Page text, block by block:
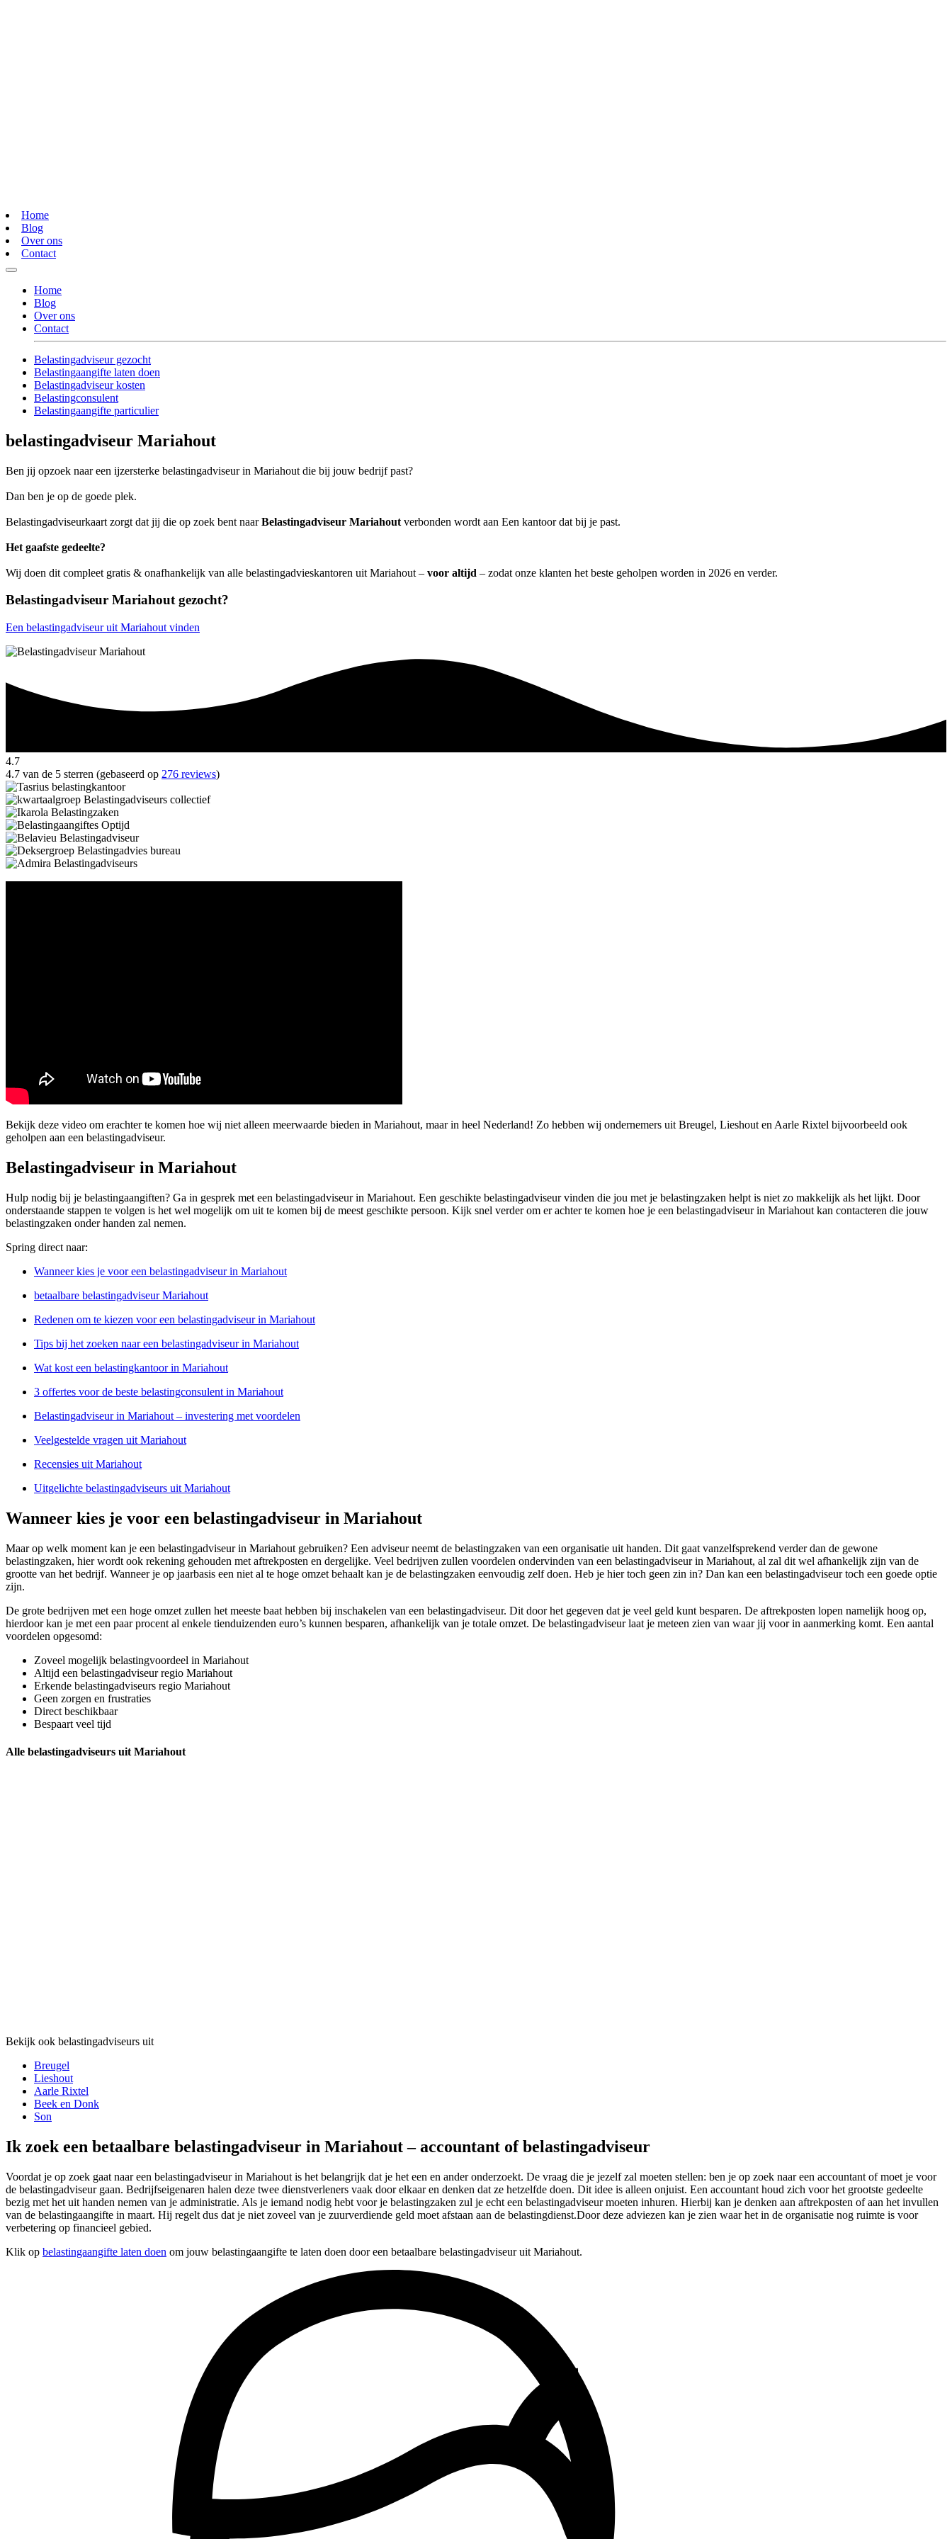
Home
Blog
Over ons
Contact
Home
Blog
Over ons
Contact
Belastingadviseur gezocht
Belastingaangifte laten doen
Belastingadviseur kosten
Belastingconsulent
Belastingaangifte particulier
belastingadviseur Mariahout
Ben jij opzoek naar een ijzersterke belastingadviseur in Mariahout die bij jouw bedrijf past?
Dan ben je op de goede plek.
Belastingadviseurkaart zorgt dat jij die op zoek bent naarBelastingadviseur Mariahout verbonden wordt aan Een kantoor dat bij je past.
Het gaafste gedeelte?
Wij doen dit compleet gratis & onafhankelijk van alle belastingadvieskantoren uit Mariahout – voor altijd – zodat onze klanten het beste geholpen worden in 2026 en verder.
Belastingadviseur Mariahout gezocht?
Een belastingadviseur uit Mariahout vinden
4.7
4.7 van de 5 sterren (gebaseerd op 276 reviews)
Bekijk deze video om erachter te komen hoe wij niet alleen meerwaarde bieden in Mariahout, maar in heel Nederland! Zo hebben wij ondernemers uit Breugel, Lieshout en Aarle Rixtel bijvoorbeeld ook
geholpen aan een belastingadviseur.
Belastingadviseur in Mariahout
Hulp nodig bij je belastingaangiften? Ga in gesprek met een belastingadviseur in Mariahout. Een geschikte belastingadviseur vinden die jou met je belastingzaken helpt is niet zo makkelijk als het lijkt. Door
onderstaande stappen te volgen is het wel mogelijk om uit te komen bij de meest geschikte persoon. Kijk snel verder om er achter te komen hoe je een belastingadviseur in Mariahout kan contacteren die jouw
belastingzaken onder handen zal nemen.
Spring direct naar:
Wanneer kies je voor een belastingadviseur in Mariahout
betaalbare belastingadviseur Mariahout
Redenen om te kiezen voor een belastingadviseur in Mariahout
Tips bij het zoeken naar een belastingadviseur in Mariahout
Wat kost een belastingkantoor in Mariahout
3 offertes voor de beste belastingconsulent in Mariahout
Belastingadviseur in Mariahout – investering met voordelen
Veelgestelde vragen uit Mariahout
Recensies uit Mariahout
Uitgelichte belastingadviseurs uit Mariahout
Wanneer kies je voor een belastingadviseur in Mariahout
Maar op welk moment kan je een belastingadviseur in Mariahout gebruiken? Een adviseur neemt de belastingzaken van een organisatie uit handen. Dit gaat vanzelfsprekend verder dan de gewone
belastingzaken, hier wordt ook rekening gehouden met aftrekposten en dergelijke. Veel bedrijven zullen voordelen ondervinden van een belastingadviseur in Mariahout, al zal dit wel afhankelijk zijn van de
grootte van het bedrijf. Wanneer je op jaarbasis een niet al te hoge omzet behaalt kan je de belastingzaken eenvoudig zelf doen. Heb je hier toch geen zin in? Dan kan een belastingadviseur toch een goede optie
zijn.
De grote bedrijven met een hoge omzet zullen het meeste baat hebben bij inschakelen van een belastingadviseur. Dit door het gegeven dat je veel geld kunt besparen. De aftrekposten lopen namelijk hoog op,
hierdoor kan je met een paar procent al enkele tienduizenden euro’s kunnen besparen, afhankelijk van je totale omzet. De belastingadviseur laat je meteen zien van waar jij voor in aanmerking komt. Een aantal
voordelen opgesomd:
Zoveel mogelijk belastingvoordeel in Mariahout
Altijd een belastingadviseur regio Mariahout
Erkende belastingadviseurs regio Mariahout
Geen zorgen en frustraties
Direct beschikbaar
Bespaart veel tijd
Alle belastingadviseurs uit Mariahout
Bekijk ook belastingadviseurs uit
Breugel
Lieshout
Aarle Rixtel
Beek en Donk
Son
Ik zoek een betaalbare belastingadviseur in Mariahout – accountant of belastingadviseur
Voordat je op zoek gaat naar een belastingadviseur in Mariahout is het belangrijk dat je het een en ander onderzoekt. De vraag die je jezelf zal moeten stellen: ben je op zoek naar een accountant of moet je voor
de belastingadviseur gaan. Bedrijfseigenaren halen deze twee dienstverleners vaak door elkaar en denken dat ze hetzelfde doen. Dit idee is alleen onjuist. Een accountant houd zich voor het grootste gedeelte
bezig met het uit handen nemen van je administratie. Als je iemand nodig hebt voor je belastingzaken zul je echt een belastingadviseur moeten inhuren. Hierbij kan je denken aan aftrekposten of aan het invullen
van de belastingaangifte in maart. Hij regelt dus dat je niet zoveel van je zuurverdiende geld moet afstaan aan de belastingdienst.Door deze adviezen kan je zien waar het in de organisatie nog ruimte is voor
verbetering op financieel gebied.
Klik op belastingaangifte laten doen om jouw belastingaangifte te laten doen door een betaalbare belastingadviseur uit Mariahout.